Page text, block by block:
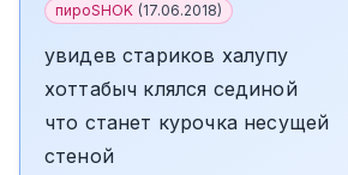
пироSHOK (17.06.2018)
увидев стариков халупу
хоттабыч клялся сединой
что станет курочка несущей
стеной